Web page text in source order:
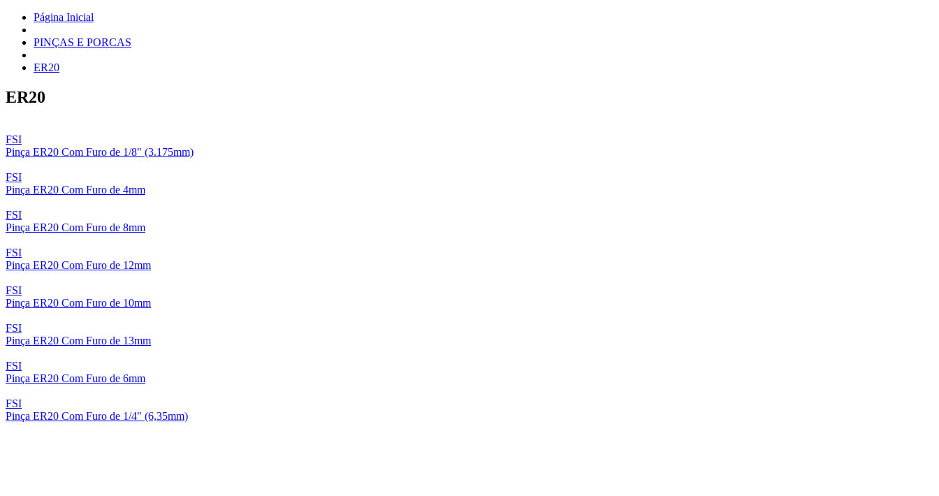
Página Inicial
PINÇAS E PORCAS
ER20
ER20
FSI
Pinça ER20 Com Furo de 1/8" (3.175mm)
FSI
Pinça ER20 Com Furo de 4mm
FSI
Pinça ER20 Com Furo de 8mm
FSI
Pinça ER20 Com Furo de 12mm
FSI
Pinça ER20 Com Furo de 10mm
FSI
Pinça ER20 Com Furo de 13mm
FSI
Pinça ER20 Com Furo de 6mm
FSI
Pinça ER20 Com Furo de 1/4" (6,35mm)